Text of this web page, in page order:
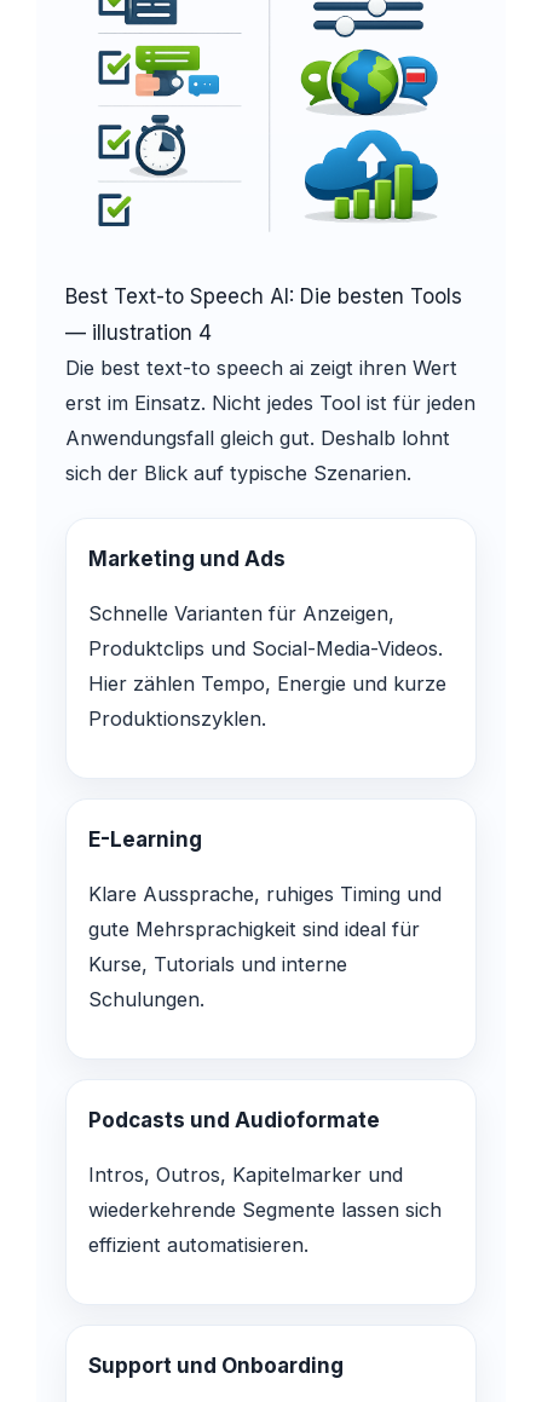
Best Text-to Speech AI: Die besten Tools
— illustration 4
Die best text-to speech ai zeigt ihren Wert
erst im Einsatz. Nicht jedes Tool ist für jeden
Anwendungsfall gleich gut. Deshalb lohnt
sich der Blick auf typische Szenarien.
Marketing und Ads
Schnelle Varianten für Anzeigen,
Produktclips und Social-Media-Videos.
Hier zählen Tempo, Energie und kurze
Produktionszyklen.
E-Learning
Klare Aussprache, ruhiges Timing und
gute Mehrsprachigkeit sind ideal für
Kurse, Tutorials und interne
Schulungen.
Podcasts und Audioformate
Intros, Outros, Kapitelmarker und
wiederkehrende Segmente lassen sich
effizient automatisieren.
Support und Onboarding